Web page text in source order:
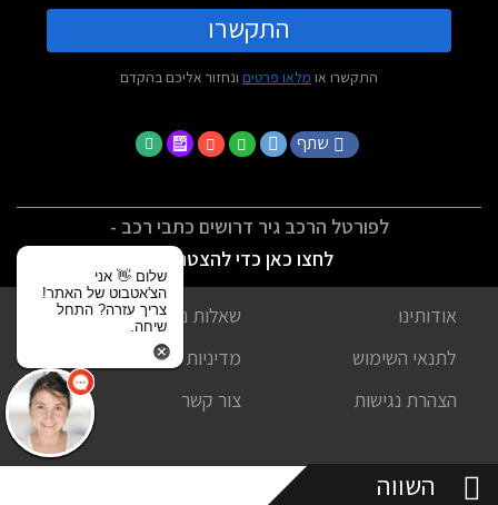
התקשרו
התקשרו או מלאו פרטים ונחזור אליכם בהקדם
שתף
לפורטל הרכב גיר דרושים כתבי רכב -
לחצו כאן כדי להצטרף
אודותינו
שאלות נפוצות
לתנאי השימוש
מדיניות פרטיות
הצהרת נגישות
צור קשר
השווה
שלום 👋 אני
הצ'אטבוט של האתר!
צריך עזרה? התחל
שיחה.